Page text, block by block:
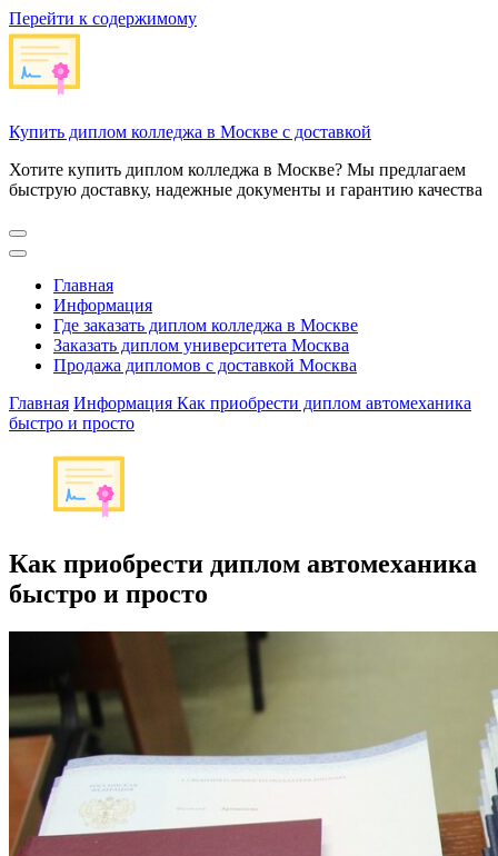
Перейти к содержимому
Купить диплом колледжа в Москве с доставкой
Хотите купить диплом колледжа в Москве? Мы предлагаем
быструю доставку, надежные документы и гарантию качества
Главная
Информация
Где заказать диплом колледжа в Москве
Заказать диплом университета Москва
Продажа дипломов с доставкой Москва
Главная Информация Как приобрести диплом автомеханика
быстро и просто
Как приобрести диплом автомеханика
быстро и просто